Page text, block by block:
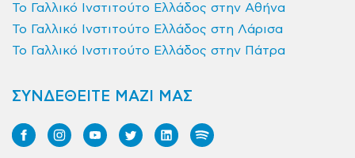
Το Γαλλικό Ινστιτούτο Ελλάδος στην Αθήνα
Το Γαλλικό Ινστιτούτο Ελλάδος στη Λάρισα
Το Γαλλικό Ινστιτούτο Ελλάδος στην Πάτρα
ΣΥΝΔΕΘΕΙΤΕ ΜΑΖΙ ΜΑΣ